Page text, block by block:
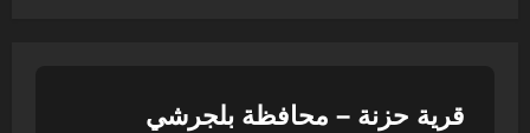
قرية حزنة – محافظة بلجرشي